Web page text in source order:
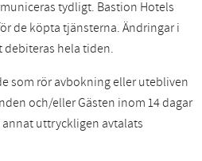
tydligt. Bastion Hotels
de köpta tjänsterna. Ändringar i
hela tiden.
som rör avbokning eller utebliven
och/eller Gästen inom 14 dagar
uttryckligen avtalats